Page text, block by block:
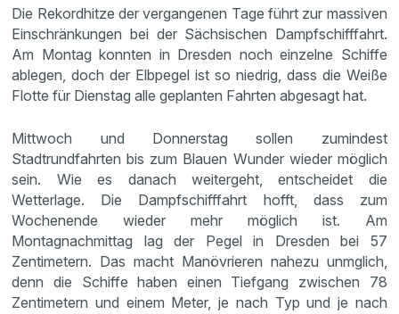
Die Rekordhitze der vergangenen Tage führt zur massiven
Einschränkungen bei der Sächsischen Dampfschifffahrt.
Am Montag konnten in Dresden noch einzelne Schiffe
ablegen, doch der Elbpegel ist so niedrig, dass die Weiße
Flotte für Dienstag alle geplanten Fahrten abgesagt hat.
Mittwoch und Donnerstag sollen zumindest
Stadtrundfahrten bis zum Blauen Wunder wieder möglich
sein. Wie es danach weitergeht, entscheidet die
Wetterlage. Die Dampfschifffahrt hofft, dass zum
Wochenende wieder mehr möglich ist. Am
Montagnachmittag lag der Pegel in Dresden bei 57
Zentimetern. Das macht Manövrieren nahezu unmglich,
denn die Schiffe haben einen Tiefgang zwischen 78
Zentimetern und einem Meter, je nach Typ und je nach